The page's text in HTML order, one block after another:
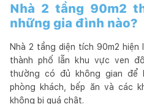
Nhà 2 tầng 90m2
những gia đình nào?
Nhà 2 tầng diện tích 90m2
thành phố lẫn khu vực ven
thường có đủ không gian để
phòng khách, bếp ăn và các
không bị quá chật.